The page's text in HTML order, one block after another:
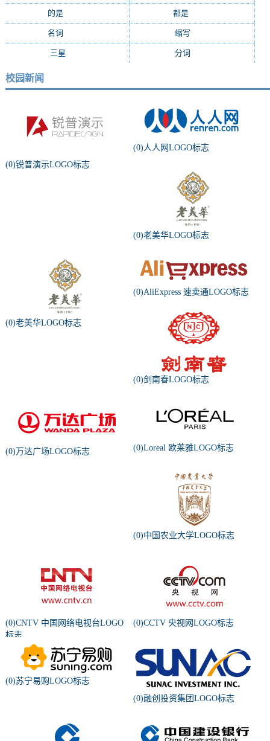
的是 都是(1077)
名词 缩写
三星 分词
校园新闻
(0)锐普演示LOGO标志
(0)人人网LOGO标志
(0)老美华LOGO标志
(0)老美华LOGO标志
(0)AliExpress 速卖通LOGO标志
(0)剑南春LOGO标志
(0)万达广场LOGO标志 (0)Loreal 欧莱雅LOGO标志
(0)中国农业大学LOGO标志
(0)CNTV 中国网络电视台LOGO
标志
(0)CCTV 央视网LOGO标志
(0)苏宁易购LOGO标志
(0)融创投资集团LOGO标志